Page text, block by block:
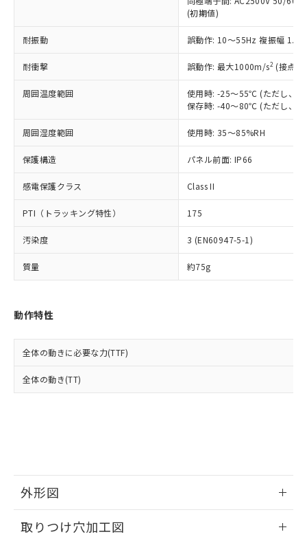
(初期値)
耐振動 誤動作: 10～55Hz 複振幅
耐衝撃 誤動作: 最大1000m/s2 (接点
周囲温度範囲
使用時: -25～55℃ (ただし、氷
保存時: -40～80℃ (ただし、氷
周囲湿度範囲 使用時: 35～85%RH
保護構造 パネル前面: IP66
感電保護クラス Class II
PTI（トラッキング特性） 175
汚染度 3 (EN60947-5-1)
質量 約75g
動作特性
全体の動きに必要な力(TTF)
全体の動き(TT)
外形図
取りつけ穴加工図
在庫状況および標準価格照会結果は、
記載している更新日時点での社内デー
タに基づき作成されるものであり、閲
覧された時点での実際の在庫および標
準価格とは異なる場合があることをご
正式な納期状況および標準価格はお客
様のお取引先、またはお客様担当のオ
ムロン制御機器販売店・当社販売員に
オムロン制御機器販売店や当社販売拠
販売ネットワーク
」をご確認
在庫状況および標準価格結果を当社の
事前の承諾なく第三者に漏洩または開
示しないようお願いします。
マイパーツ機能（部品リスト作成サー
ビス）をご利用いただくには、I-Web
メンバーズにご登録されている必要が
あります。
品・サービスに関するお客様との取
引・商談に必要な範囲で利用すること
※当社の共同利用者とは、
の共同利用に関して"
の「1.共同利
鉛(Pb) 1000ppm以下、 水銀(Hg) 1000ppm以下、 カド
類(PBB) 1000ppm以下、ポリ臭化ジフェニルエーテル類
(PBDE) 1000ppm以下、フタル酸ビス(2-エチルヘキシ
ル) (DEHP)(別名：DOP) 1000ppm以下、フタル酸ブチ
ルベンジル（BBP） 1000ppm以下、フタル酸ジブチル
（DBP） 1000ppm以下、フタル酸ジイソブチル
但し、RoHS指令で産業用監視および制御機器に対する
図的な使用がないことを確認しています。
部品在庫の切り替え状況などにより、予定
月が前後することがあります。
とができます。
EU RoHS指令（10物質）の非含有証明書
51物質の非含有証明書（当社基準）
荷製品に未対応品が混在することから備考
欄に対応日を記載しておりました。
既に当社にて対応品への在庫切替を完了
していることから、特段のことがない限
り、2022年1月12日より割愛しておりま
*中国RoHS10物質の基準値 (GB/T26572)：
Pb(鉛) :1000ppm、 Hg(水銀) : 1000ppm、 Cd(カドミウ
Cr(Ⅵ)(六価クロム) : 1000ppm、 PBBs(ポリ臭化ビフェ
ニル類) : 1000ppm、 PBDEs(ポリ臭化ジフェニルエーテ
ル類) : 1000ppm、
DBP(フタル酸ジブチル) : 1000ppm、 DIBP(フタル酸ジ
イソブチル) : 1000ppm、 BBP(フタル酸ブチルベンジ
DEHP(フタル酸ビス(2-エチルヘキシル)) : 1000ppm
「ｅ」：有害物質（10物質）のすべてが基
準値以下であることを示します。
「10」：通常の使用状況下において有害物
質が外部に漏えいし、環境に深刻な影響を
及ぼさない年数を意味します。
「－」：未確認です。当社販売部門へお問
（以下｢規制貨物等」という）を輸出
または国外への提供する場合は、日本
国政府の輸出許可(または役務取引許
可)を取得するなどの必要な手続きを
当社は規制貨物を破棄する場合は、完
全に破砕するなど、違法に輸出されな
いよう必要な手段を講じます。
当社は貴社製品を、核兵器、ミサイ
ル、化学兵器、生物兵器またはその他
武器並びにこれらの製造装置等に一切
当社は、貴社製品を第三者に販売する
場合は、上記1、2および3の内容を当
該第三者に通知します。また当社は、
販売先および販売に係わる関係者が違
法に輸出するおそれがある場合は、取
り引きをいたしません。
合意する
一定数以上の在庫あり
一定数には満たないが在庫あり
在庫なし(最新の在庫状況につ
いては、お客様のお取引先、ま
たはお客様担当のオムロン制御
機器販売店・当社販売員にご確
認ください)
受注生産機種、また在庫状況の
情報を公開していない機種